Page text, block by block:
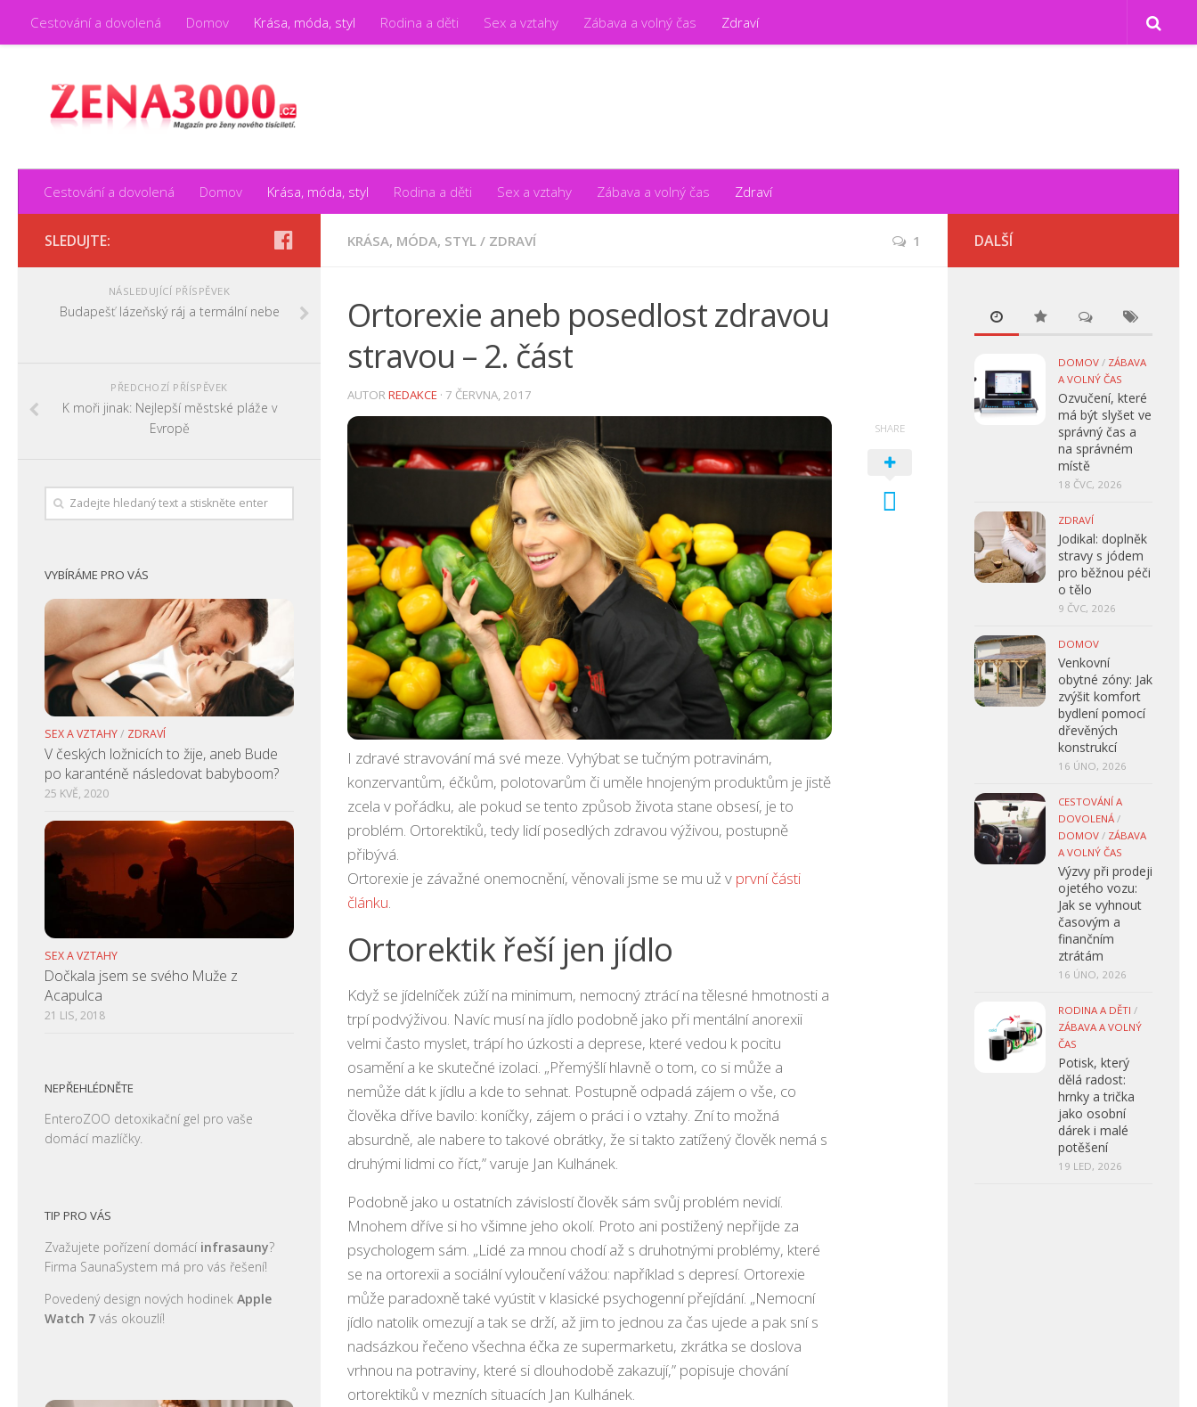
Cestování a dovolená Domov Krása, móda, styl Rodina a děti Sex a vztahy Zábava a volný čas Zdraví
Cestování a dovolená Domov Krása, móda, styl Rodina a děti Sex a vztahy Zábava a volný čas Zdraví
KRÁSA, MÓDA, STYL / ZDRAVÍ 1
Ortorexie aneb posedlost zdravou
stravou – 2. část
AUTORREDAKCE · 7 ČERVNA, 2017
I zdravé stravování má své meze. Vyhýbat se tučným potravinám,
konzervantům, éčkům, polotovarům či uměle hnojeným produktům je jistě
zcela v pořádku, ale pokud se tento způsob života stane obsesí, je to
problém. Ortorektiků, tedy lidí posedlých zdravou výživou, postupně
přibývá.
Ortorexie je závažné onemocnění, věnovali jsme se mu už v první části
článku.
Ortorektik řeší jen jídlo
Když se jídelníček zúží na minimum, nemocný ztrácí na tělesné hmotnosti a
trpí podvýživou. Navíc musí na jídlo podobně jako při mentální anorexii
velmi často myslet, trápí ho úzkosti a deprese, které vedou k pocitu
osamění a ke skutečné izolaci. „Přemýšlí hlavně o tom, co si může a
nemůže dát k jídlu a kde to sehnat. Postupně odpadá zájem o vše, co
člověka dříve bavilo: koníčky, zájem o práci i o vztahy. Zní to možná
absurdně, ale nabere to takové obrátky, že si takto zatížený člověk nemá s
druhými lidmi co říct,” varuje Jan Kulhánek.
Podobně jako u ostatních závislostí člověk sám svůj problém nevidí.
Mnohem dříve si ho všimne jeho okolí. Proto ani postižený nepřijde za
psychologem sám. „Lidé za mnou chodí až s druhotnými problémy, které
se na ortorexii a sociální vyloučení vážou: například s depresí. Ortorexie
může paradoxně také vyústit v klasické psychogenní přejídání. „Nemocní
jídlo natolik omezují a tak se drží, až jim to jednou za čas ujede a pak sní s
nadsázkou řečeno všechna éčka ze supermarketu, zkrátka se doslova
vrhnou na potraviny, které si dlouhodobě zakazují,” popisuje chování
ortorektiků v mezních situacích Jan Kulhánek.
SHARE
SLEDUJTE:
NÁSLEDUJÍCÍ PŘÍSPĚVEK
Budapešť lázeňský ráj a termální nebe
PŘEDCHOZÍ PŘÍSPĚVEK
K moři jinak: Nejlepší městské pláže v
Evropě
VYBÍRÁME PRO VÁS
SEX A VZTAHY/ ZDRAVÍ
V českých ložnicích to žije, aneb Bude
po karanténě následovat babyboom?
25 KVĚ, 2020
SEX A VZTAHY
Dočkala jsem se svého Muže z
Acapulca
21 LIS, 2018
NEPŘEHLÉDNĚTE
EnteroZOO detoxikační gel pro vaše
domácí mazlíčky.
TIP PRO VÁS
Zvažujete pořízení domácí infrasauny?
Firma SaunaSystem má pro vás řešení!
Povedený design nových hodinek Apple
Watch 7 vás okouzlí!
DALŠÍ
DOMOV / ZÁBAVA
A VOLNÝ ČAS
Ozvučení, které
má být slyšet ve
správný čas a
na správném
místě
18 ČVC, 2026
ZDRAVÍ
Jodikal: doplněk
stravy s jódem
pro běžnou péči
o tělo
9 ČVC, 2026
DOMOV
Venkovní
obytné zóny: Jak
zvýšit komfort
bydlení pomocí
dřevěných
konstrukcí
16 ÚNO, 2026
CESTOVÁNÍ A
DOVOLENÁ /
DOMOV / ZÁBAVA
A VOLNÝ ČAS
Výzvy při prodeji
ojetého vozu:
Jak se vyhnout
časovým a
finančním
ztrátám
16 ÚNO, 2026
RODINA A DĚTI /
ZÁBAVA A VOLNÝ
ČAS
Potisk, který
dělá radost:
hrnky a trička
jako osobní
dárek i malé
potěšení
19 LED, 2026